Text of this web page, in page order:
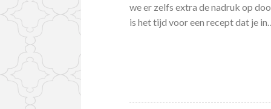
we er zelfs extra de nadruk op
is het tijd voor een recept dat je in…